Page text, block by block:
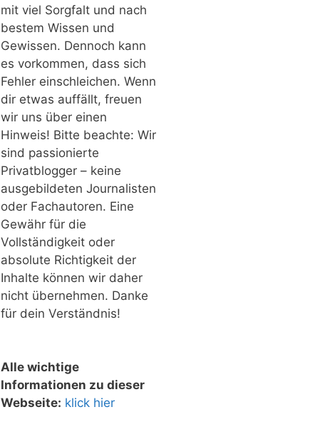
mit viel Sorgfalt und nach
bestem Wissen und
Gewissen. Dennoch kann
es vorkommen, dass sich
Fehler einschleichen. Wenn
dir etwas auffällt, freuen
wir uns über einen
Hinweis! Bitte beachte: Wir
sind passionierte
Privatblogger – keine
ausgebildeten Journalisten
oder Fachautoren. Eine
Gewähr für die
Vollständigkeit oder
absolute Richtigkeit der
Inhalte können wir daher
nicht übernehmen. Danke
für dein Verständnis!
Alle wichtige
Informationen zu dieser
Webseite: klick hier